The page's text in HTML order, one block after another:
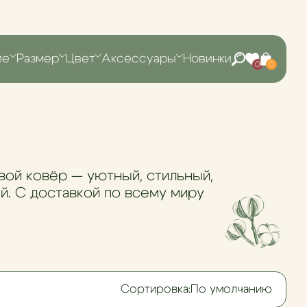
Размер Цвет Аксессуары Новинки 0 0
ковёр — уютный, стильный,
С доставкой по всему миру
Сортировка: По умолчанию